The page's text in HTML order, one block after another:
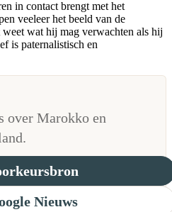
in contact brengt met het
veeleer het beeld van de
wat hij mag verwachten als hij
is paternalistisch en
over Marokko en
Nieuws